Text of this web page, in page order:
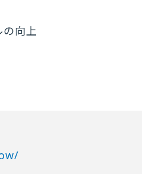
向上